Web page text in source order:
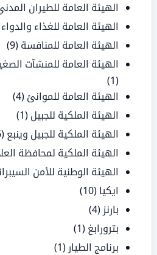
الهيئة العامة للطيران
الهيئة العامة للغذاء والدواء
الهيئة العامة للمنافسة (9)
الهيئة العامة للمنشآت
(1)
الهيئة العامة للموانئ (4)
الهيئة الملكية للجبيل (1)
الهيئة الملكية للجبيل وينبع (6)
الهيئة الملكية لمحافظة
الهيئة الوطنية للأمن
ايكيا (10)
بارنز (4)
بترورابغ (1)
برنامج الطيار (1)